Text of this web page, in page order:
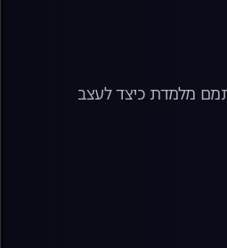
תמם מלמדת כיצד לעצב